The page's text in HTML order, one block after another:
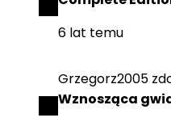
6 lat temu
Grzegorz2005
Wznosząca